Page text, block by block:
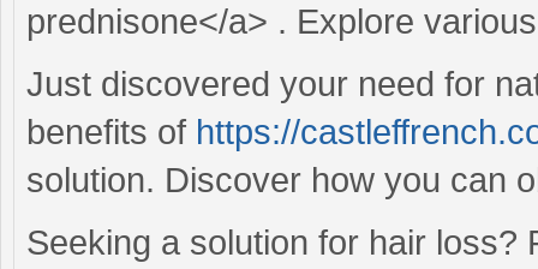
prednisone</a> . Explore
Just discovered your need for
benefits of https://
solution. Discover how you can
Seeking a solution for hair loss?